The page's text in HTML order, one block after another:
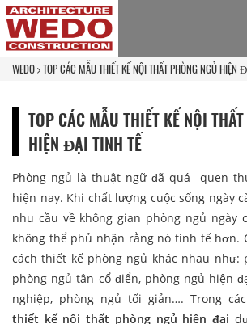
WEDO TOP CÁC MẪU THIẾT KẾ NỘI THẤT PHÒNG NGỦ HIỆN
TOP CÁC MẪU THIẾT KẾ NỘI
HIỆN ĐẠI TINH TẾ
Phòng ngủ là thuật ngữ đã quá quen
hiện nay. Khi chất lượng cuộc sống ngày
nhu cầu về không gian phòng ngủ ngày
không thể phủ nhận rằng nó tinh tế hơn.
cách thiết kế phòng ngủ khác nhau như:
phòng ngủ tân cổ điển, phòng ngủ hiện
nghiệp, phòng ngủ tối giản…. Trong
thiết kế nội thất phòng ngủ hiện đại